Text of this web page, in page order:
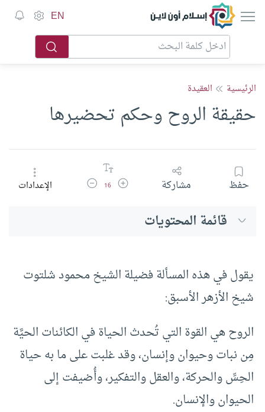
إسلام أون لاين EN
الرئيسية العقيدة
حقيقة الروح وحكم تحضيرها
حفظ مشاركة زيادة حجم الخط
16 تقليل حجم الخطالإعدادات
قائمة المحتويات
يقول في هذه المسألة فضيلة الشيخ محمود شلتوت
شيخ الأزهر الأسبق:
الروح هي القوة التي تُحدث الحياة في الكائنات الحيَّة
مِن نبات وحيوان وإنسان، وقد غلبت على ما به حياة
الحِسِّ والحركة، والعقل والتفكير، وأُضيفت إلى
الحيوان والإنسان.